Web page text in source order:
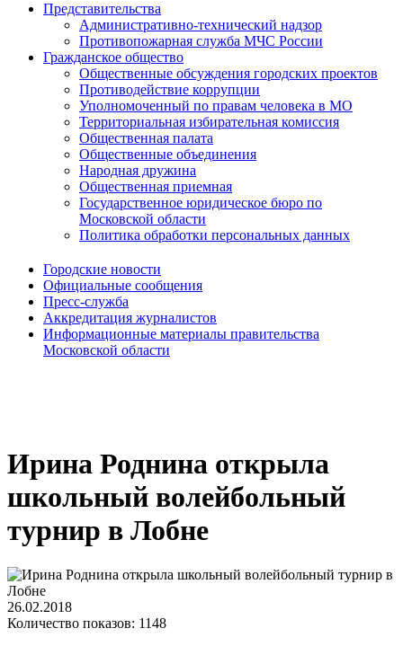
Представительства
Административно-технический надзор
Противопожарная служба МЧС России
Гражданское общество
Общественные обсуждения городских проектов
Противодействие коррупции
Уполномоченный по правам человека в МО
Территориальная избирательная комиссия
Общественная палата
Общественные объединения
Народная дружина
Общественная приемная
Государственное юридическое бюро по
Московской области
Политика обработки персональных данных
Городские новости
Официальные сообщения
Пресс-служба
Аккредитация журналистов
Информационные материалы правительства
Московской области
Ирина Роднина открыла
школьный волейбольный
турнир в Лобне
26.02.2018
Количество показов: 1148